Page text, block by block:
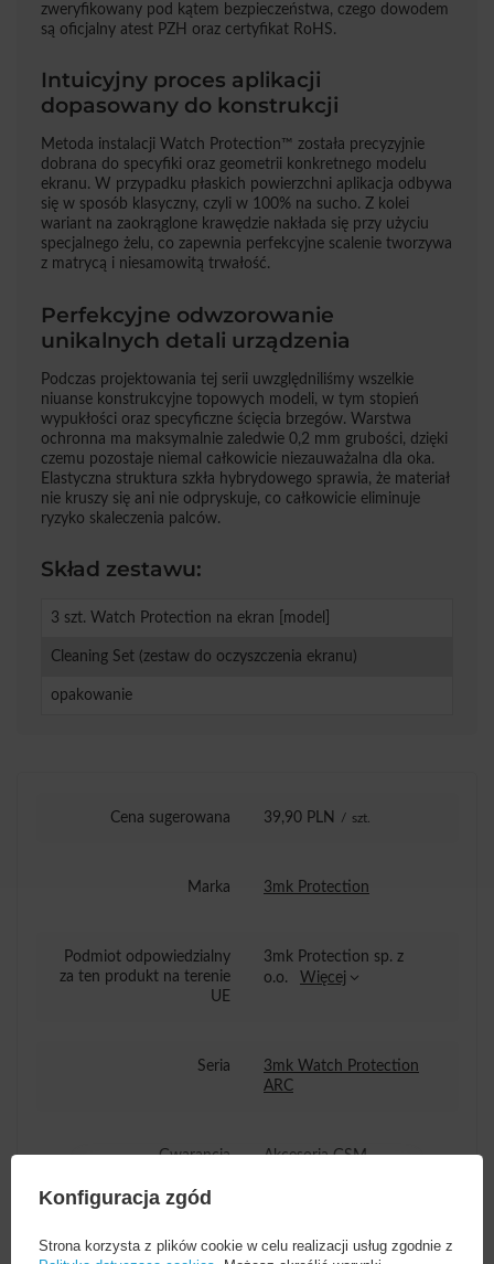
zweryfikowany pod kątem bezpieczeństwa, czego dowodem
są oficjalny atest PZH oraz certyfikat RoHS.
Intuicyjny proces aplikacji
dopasowany do konstrukcji
Metoda instalacji Watch Protection™ została precyzyjnie
dobrana do specyfiki oraz geometrii konkretnego modelu
ekranu. W przypadku płaskich powierzchni aplikacja odbywa
się w sposób klasyczny, czyli w 100% na sucho. Z kolei
wariant na zaokrąglone krawędzie nakłada się przy użyciu
specjalnego żelu, co zapewnia perfekcyjne scalenie tworzywa
z matrycą i niesamowitą trwałość.
Perfekcyjne odwzorowanie
unikalnych detali urządzenia
Podczas projektowania tej serii uwzględniliśmy wszelkie
niuanse konstrukcyjne topowych modeli, w tym stopień
wypukłości oraz specyficzne ścięcia brzegów. Warstwa
ochronna ma maksymalnie zaledwie 0,2 mm grubości, dzięki
czemu pozostaje niemal całkowicie niezauważalna dla oka.
Elastyczna struktura szkła hybrydowego sprawia, że materiał
nie kruszy się ani nie odpryskuje, co całkowicie eliminuje
ryzyko skaleczenia palców.
Skład zestawu:
3 szt. Watch Protection na ekran [model]
Cleaning Set (zestaw do oczyszczenia ekranu)
opakowanie
Cena sugerowana 39,90 PLN / szt.
Marka 3mk Protection
Podmiot odpowiedzialny
za ten produkt na terenie
UE
3mk Protection sp. z
o.o.
Więcej
Seria
3mk Watch Protection
ARC
Gwarancja Akcesoria GSM
towaru w cm
Konfiguracja zgód
Strona korzysta z plików cookie w celu realizacji usług zgodnie z